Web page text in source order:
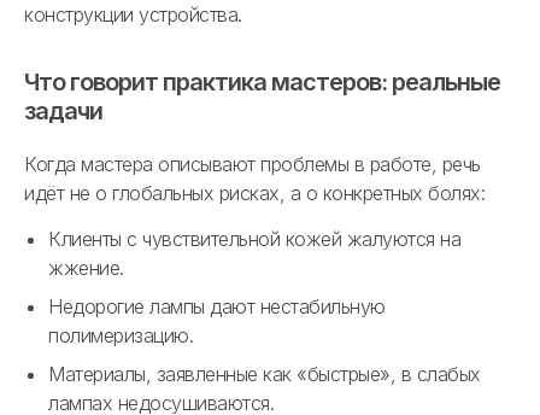
конструкции устройства.
Что говорит практика мастеров: реальные
задачи
Когда мастера описывают проблемы в работе, речь
идёт не о глобальных рисках, а о конкретных болях:
Клиенты с чувствительной кожей жалуются на
жжение.
Недорогие лампы дают нестабильную
полимеризацию.
Материалы, заявленные как «быстрые», в слабых
лампах недосушиваются.